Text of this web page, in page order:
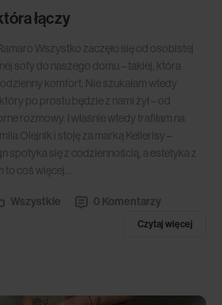
łączy
Wszystko zaczęło się od osobistej
sofy do naszego domu – takiej, która
komfort. Nie szukałam wtedy
po prostu będzie z nami żył – od
rozmowy. I właśnie wtedy trafiłam na
Olejnik i stoję za marką Kellerisy –
spotyka się z codziennością, a estetyka z
coś więcej...
Wszystkie 0 Komentarzy
Czytaj więcej